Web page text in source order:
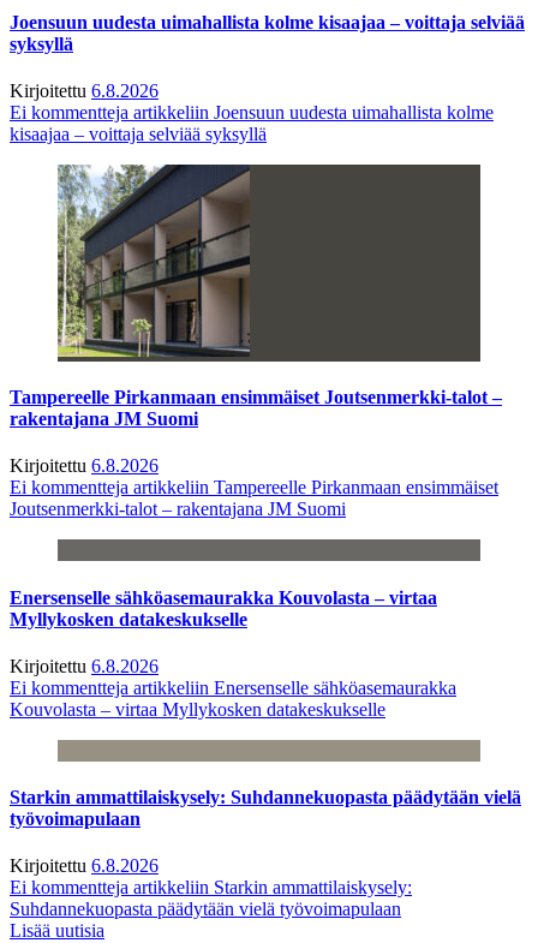
Joensuun uudesta uimahallista kolme kisaajaa – voittaja selviää
syksyllä
Kirjoitettu 6.8.2026
Ei kommentteja artikkeliin Joensuun uudesta uimahallista kolme
kisaajaa – voittaja selviää syksyllä
Tampereelle Pirkanmaan ensimmäiset Joutsenmerkki-talot –
rakentajana JM Suomi
Kirjoitettu 6.8.2026
Ei kommentteja artikkeliin Tampereelle Pirkanmaan ensimmäiset
Joutsenmerkki-talot – rakentajana JM Suomi
Enersenselle sähköasemaurakka Kouvolasta – virtaa
Myllykosken datakeskukselle
Kirjoitettu 6.8.2026
Ei kommentteja artikkeliin Enersenselle sähköasemaurakka
Kouvolasta – virtaa Myllykosken datakeskukselle
Starkin ammattilaiskysely: Suhdannekuopasta päädytään vielä
työvoimapulaan
Kirjoitettu 6.8.2026
Ei kommentteja artikkeliin Starkin ammattilaiskysely:
Suhdannekuopasta päädytään vielä työvoimapulaan
Lisää uutisia